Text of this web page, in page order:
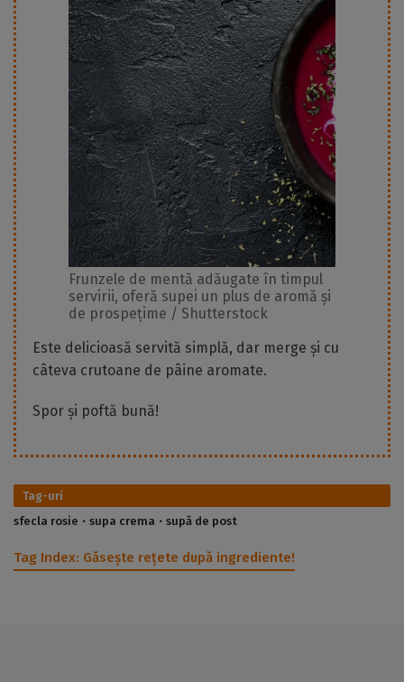
Frunzele de mentă adăugate în timpul
servirii, oferă supei un plus de aromă și
de prospețime / Shutterstock
Este delicioasă servită simplă, dar merge și cu
câteva crutoane de pâine aromate.
Spor și poftă bună!
Tag-uri
sfecla rosie
supa crema supă de post
Tag Index: Găsește rețete după ingrediente!